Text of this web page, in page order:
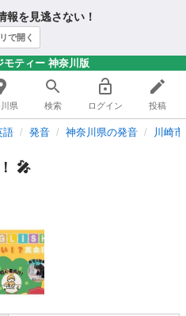
報を見逃さない！
で開く
モティー 神奈川版
県 検索 ログイン 投稿
語 発音 神奈川県の発音 川崎
🎤